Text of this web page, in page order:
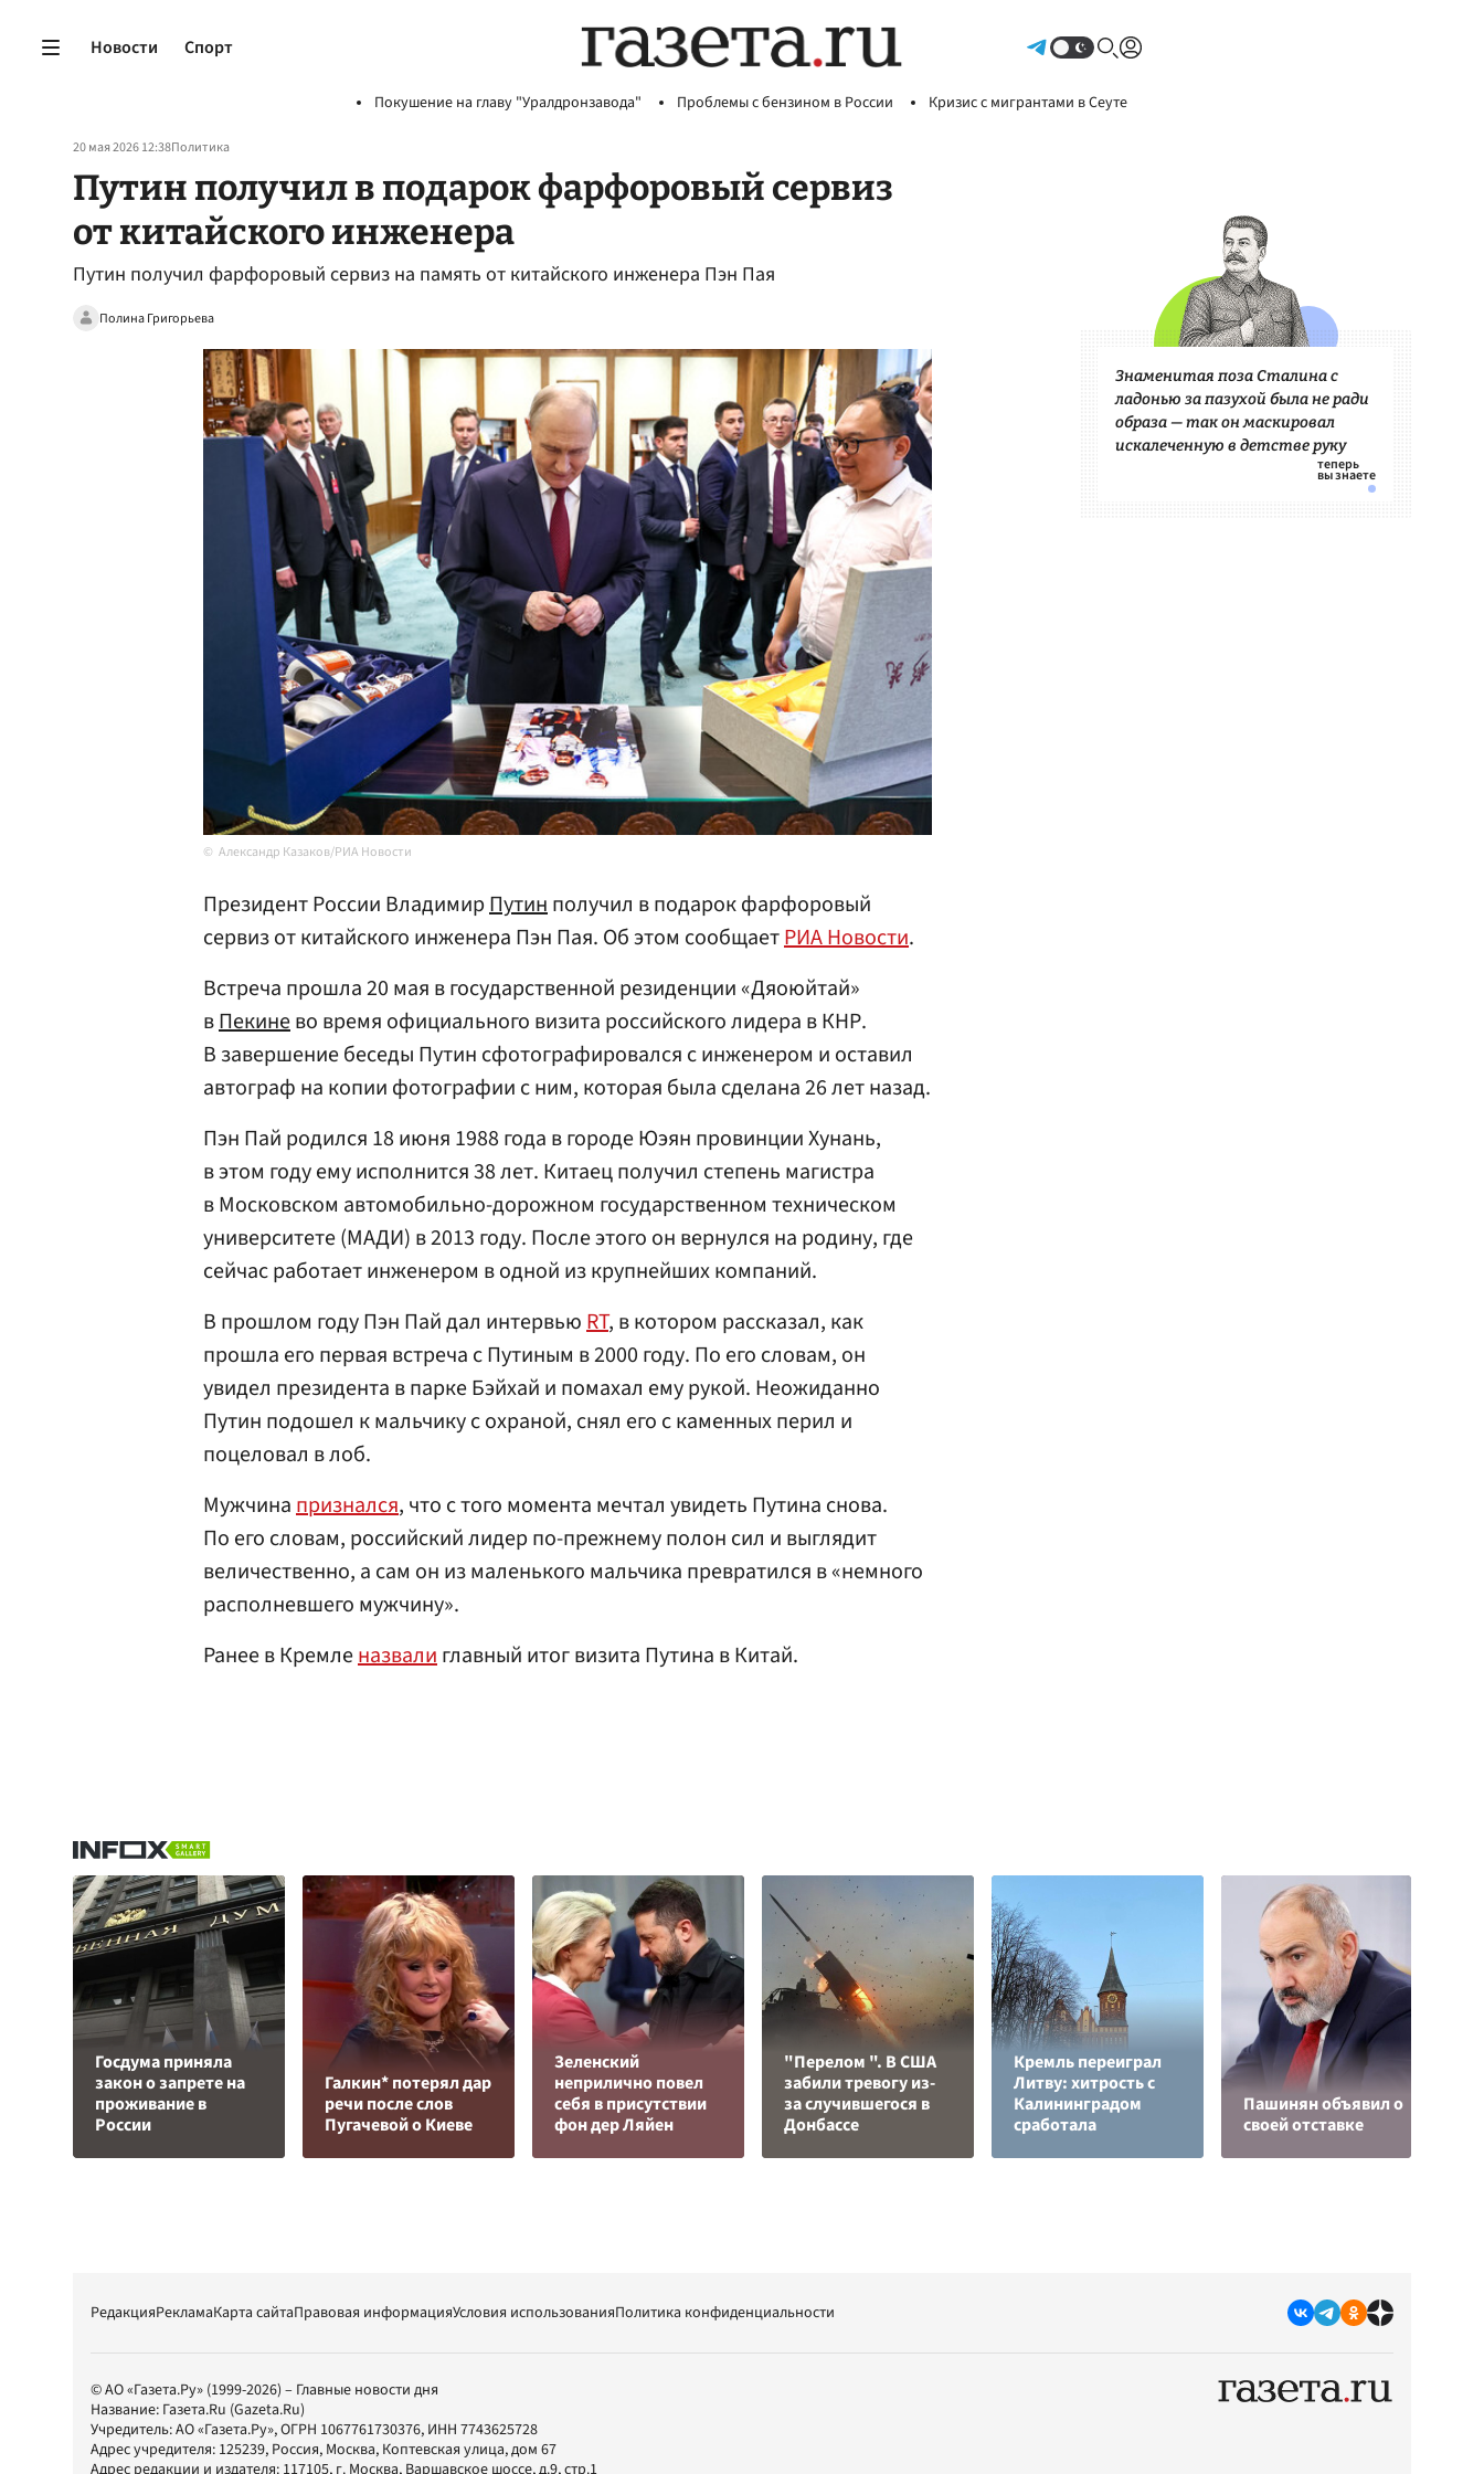
Новости Спорт
Покушение на главу "Уралдронзавода" Проблемы с бензином в России Кризис с мигрантами в Сеуте
20 мая 2026 12:38Политика
Путин получил в подарок фарфоровый сервиз
от китайского инженера
Путин получил фарфоровый сервиз на память от китайского инженера Пэн Пая
Полина Григорьева
Александр Казаков/РИА Новости
Президент России ВладимирПутинполучил в подарок фарфоровый
сервиз от китайского инженера Пэн Пая. Об этом сообщаетРИА Новости.
Встреча прошла 20 мая в государственной резиденции «Дяоюйтай»
вПекинево время официального визита российского лидера в КНР.
В завершение беседы Путин сфотографировался с инженером и оставил
автограф на копии фотографии с ним, которая была сделана 26 лет назад.
Пэн Пай родился 18 июня 1988 года в городе Юэян провинции Хунань,
в этом году ему исполнится 38 лет. Китаец получил степень магистра
в Московском автомобильно-дорожном государственном техническом
университете (МАДИ) в 2013 году. После этого он вернулся на родину, где
сейчас работает инженером в одной из крупнейших компаний.
В прошлом году Пэн Пай дал интервьюRT, в котором рассказал, как
прошла его первая встреча с Путиным в 2000 году. По его словам, он
увидел президента в парке Бэйхай и помахал ему рукой. Неожиданно
Путин подошел к мальчику с охраной, снял его с каменных перил и
поцеловал в лоб.
Мужчинапризнался, что с того момента мечтал увидеть Путина снова.
По его словам, российский лидер по-прежнему полон сил и выглядит
величественно, а сам он из маленького мальчика превратился в «немного
располневшего мужчину».
Ранее в Кремленазвалиглавный итог визита Путина в Китай.
Знаменитая поза Сталина с
ладонью за пазухой была не ради
образа — так он маскировал
искалеченную в детстве руку
Госдума приняла
закон о запрете на
проживание в
России
Галкин* потерял дар
речи после слов
Пугачевой о Киеве
Зеленский
неприлично повел
cебя в присутствии
фон дер Ляйен
"Перелом ". В США
забили тревогу из-
за случившегося в
Донбассе
Кремль переиграл
Литву: хитрость с
Калининградом
сработала
Пашинян объявил о
своей отставке
РедакцияРекламаКарта сайтаПравовая информацияУсловия использованияПолитика конфиденциальности
© АО «Газета.Ру» (1999-2026) – Главные новости дня
Название: Газета.Ru (Gazeta.Ru)
Учредитель:АО «Газета.Ру», ОГРН 1067761730376, ИНН 7743625728
Адрес учредителя: 125239, Россия, Москва, Коптевская улица, дом 67
Адрес редакции и издателя: 117105, г. Москва, Варшавское шоссе, д.9, стр.1